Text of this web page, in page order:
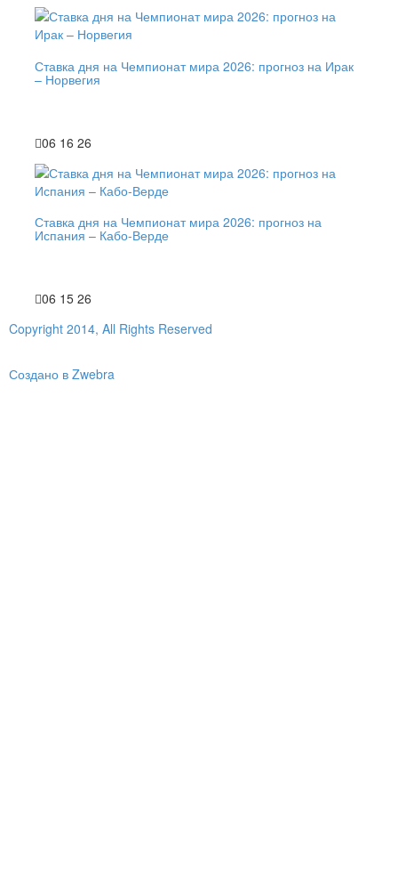
Ставка дня на Чемпионат мира 2026: прогноз на Ирак
– Норвегия
06 16 26
Ставка дня на Чемпионат мира 2026: прогноз на
Испания – Кабо-Верде
06 15 26
Copyright 2014, All Rights Reserved
Создано в Zwebra